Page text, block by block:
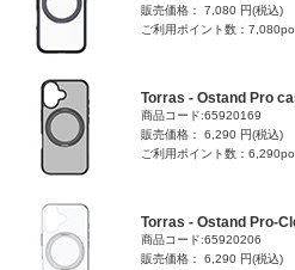
販売価格： 7,080 円(税込)
ご利用ポイント数：
Torras - Ostand Pro
商品コード:65920169
販売価格： 6,290 円(税込)
ご利用ポイント数：
Torras - Ostand Pro-
商品コード:65920206
販売価格： 6,290 円(税込)